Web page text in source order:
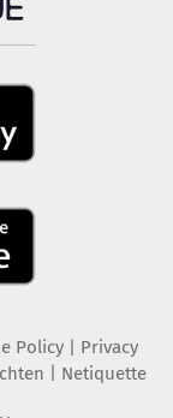
Policy| Privacy
Netiquette